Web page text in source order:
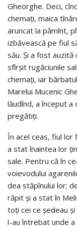
Gheorghe. Deci,
chemaţi, maica
aruncat la pămînt,
izbăvească pe fiul
său. Şi a fost
sfîrşit rugăciunile
chemaţi, iar
Marelui Mucenic
lăudînd, a început
pregătiţi.
În acel ceas, fiul lor
a stat înaintea lor
sale. Pentru că în
voievodului
dea stăpînului lor;
răpit şi a stat în
toţi cei ce şedeau
l-au întrebat unde